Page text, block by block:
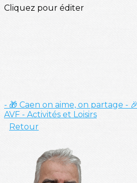
Cliquez pour éditer
- 🎁 Caen on aime, on partage -
AVF - Activités et Loisirs
Retour